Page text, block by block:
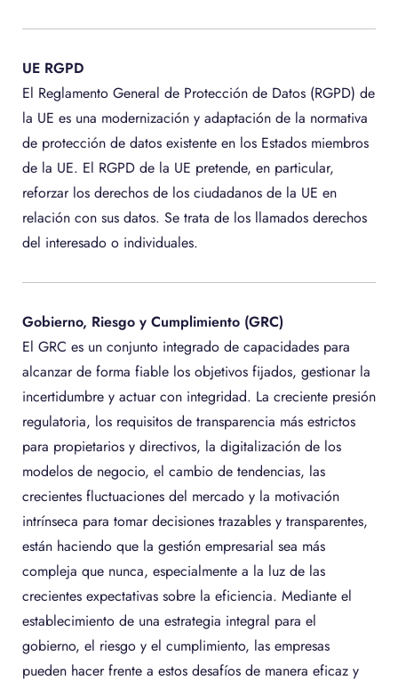
UE RGPD
El Reglamento General de Protección de Datos (RGPD) de
la UE es una modernización y adaptación de la normativa
de protección de datos existente en los Estados miembros
de la UE. El RGPD de la UE pretende, en particular,
reforzar los derechos de los ciudadanos de la UE en
relación con sus datos. Se trata de los llamados derechos
del interesado o individuales.
Gobierno, Riesgo y Cumplimiento (GRC)
El GRC es un conjunto integrado de capacidades para
alcanzar de forma fiable los objetivos fijados, gestionar la
incertidumbre y actuar con integridad. La creciente presión
regulatoria, los requisitos de transparencia más estrictos
para propietarios y directivos, la digitalización de los
modelos de negocio, el cambio de tendencias, las
crecientes fluctuaciones del mercado y la motivación
intrínseca para tomar decisiones trazables y transparentes,
están haciendo que la gestión empresarial sea más
compleja que nunca, especialmente a la luz de las
crecientes expectativas sobre la eficiencia. Mediante el
establecimiento de una estrategia integral para el
gobierno, el riesgo y el cumplimiento, las empresas
pueden hacer frente a estos desafíos de manera eficaz y